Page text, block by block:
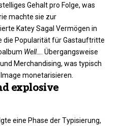
Gehalt pro Folge, was
machte sie zur
Katey Sagal Vermögen in
die Popularität für Gastauftritte
Well…
. Übergangsweise
Merchandising, was typisch
monetarisieren.​
explosive
eine Phase der Typisierung,